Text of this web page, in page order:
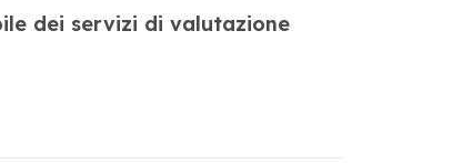
dei servizi di valutazione